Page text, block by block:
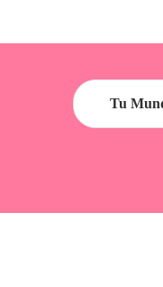
Tu